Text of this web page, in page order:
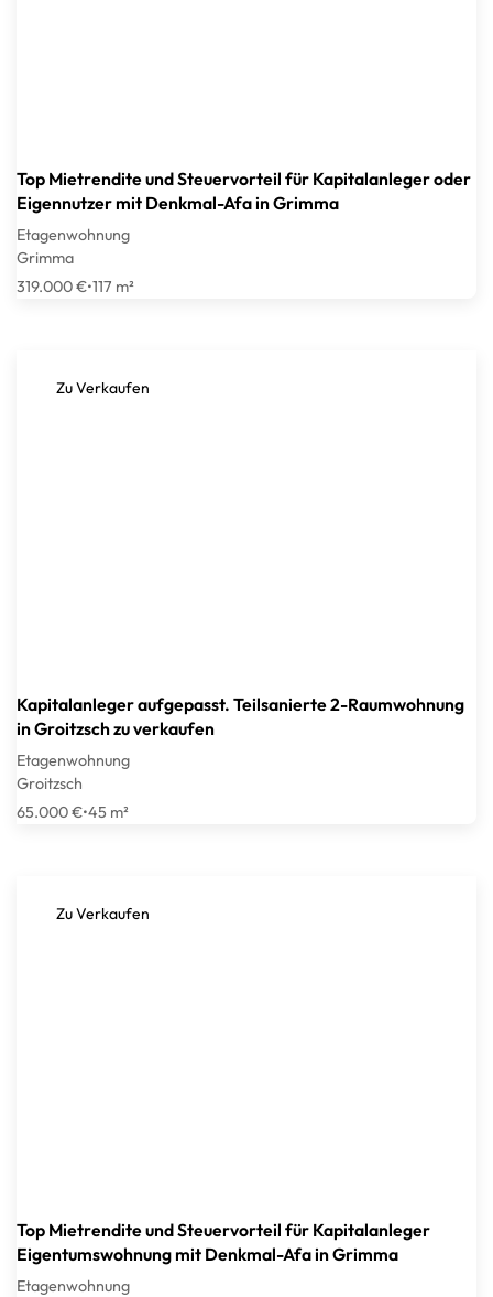
Top Mietrendite und Steuervorteil für Kapitalanleger oder
Eigennutzer mit Denkmal-Afa in Grimma
Etagenwohnung
Grimma
319.000 €•117 m²
Zu Verkaufen
Kapitalanleger aufgepasst. Teilsanierte 2-Raumwohnung
in Groitzsch zu verkaufen
Etagenwohnung
Groitzsch
65.000 €•45 m²
Zu Verkaufen
Top Mietrendite und Steuervorteil für Kapitalanleger
Eigentumswohnung mit Denkmal-Afa in Grimma
Etagenwohnung